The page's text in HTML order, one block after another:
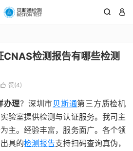
 
检测报告有哪些检测
 赞(4)
办理？深圳市贝斯通第三方质检机
验室提供检测与认证服务。我司主
主。经验丰富，服务面广。各个领
具的检测报告支持扫码查询真伪，